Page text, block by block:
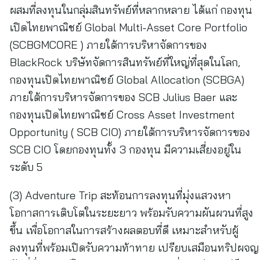
ผสมที่ลงทุนในกลุ่มสินทรัพย์ที่หลากหลาย ได้แก่ กองทุน
เปิดไทยพาณิชย์ Global Multi-Asset Core Portfolio
(SCBGMCORE ) ภายใต้การบริหาจัดการของ
BlackRock บริษัทจัดการสินทรัพย์ที่ใหญ่ที่สุดในโลก,
กองทุนเปิดไทยพาณิชย์ Global Allocation (SCBGA)
ภายใต้การบริหารจัดการของ SCB Julius Baer และ
กองทุนเปิดไทยพาณิชย์ Cross Asset Investment
Opportunity ( SCB CIO) ภายใต้การบริหารจัดการของ
SCB CIO โดยกองทุนทั้ง 3 กองทุน มีความเสี่ยงอยู่ใน
ระดับ 5
(3) Adventure Trip สะท้อนการลงทุนที่มุ่งแสวงหา
โอกาสการเติบโตในระยะยาว พร้อมรับความผันผวนที่สูง
ขึ้น เพื่อโอกาสในการสร้างผลตอบที่ดี เหมาะสำหรับผู้
ลงทุนที่พร้อมเปิดรับความท้าทาย เปรียบเสมือนทริปผจญ